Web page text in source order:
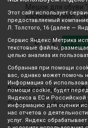
Мешок для обуви
карманом
В
Все права защищены ©
Политика
Этот сайт использует
предоставляемый
Л. Толстого, 16 (далее —
Сервис Яндекс Метрика
текстовые файлы,
целью анализа их
Собранная при помощи
вас, однако может помочь
Информация об
помощи cookie, будет
Яндекса в ЕС и Российской
информацию для оценки
нас отчетов о
услуг. Яндекс